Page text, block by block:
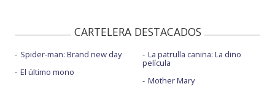
CARTELERA DESTACADOS
Spider-man: Brand new day
El último mono
La patrulla canina: La dino
película
Mother Mary